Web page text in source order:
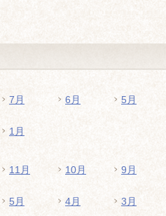
7月 6月 5月
1月
11月 10月 9月
5月 4月 3月